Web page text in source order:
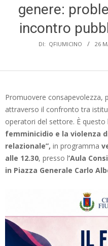
genere:
incontro
DI: QFIUMICINO 26
Promuovere consapevolezza,
attraverso il confronto tra
operatori del settore. È questo
femminicidio e la violenza
relazionale”, in programma
alle 12.30, presso l’Aula
in Piazza Generale Carlo